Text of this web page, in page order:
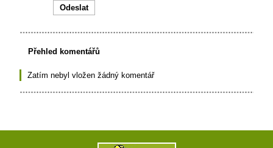
Přehled komentářů
Zatím nebyl vložen žádný komentář